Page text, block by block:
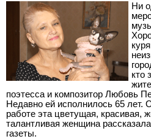
Ни
кто
поэтесса и композитор Любовь
Недавно ей исполнилось 65 лет.
работе эта цветущая, красивая,
талантливая женщина
газеты.